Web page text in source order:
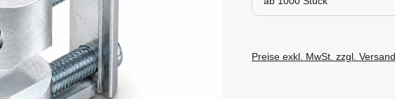
Preise exkl. MwSt. zzgl.